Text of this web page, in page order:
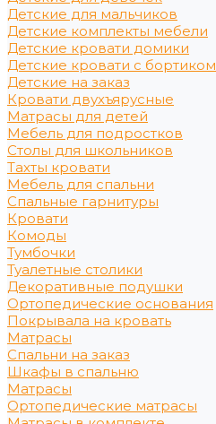
Детские для мальчиков
Детские комплекты мебели
Детские кровати домики
Детские кровати с бортиком
Детские на заказ
Кровати двухъярусные
Матрасы для детей
Мебель для подростков
Столы для школьников
Тахты кровати
Мебель для спальни
Спальные гарнитуры
Кровати
Комоды
Тумбочки
Туалетные столики
Декоративные подушки
Ортопедические основания
Покрывала на кровать
Матрасы
Спальни на заказ
Шкафы в спальню
Матрасы
Ортопедические матрасы